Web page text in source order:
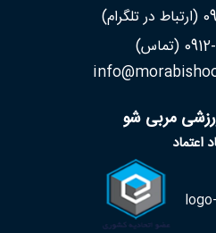
(تماس)
مربی شو
اعتماد